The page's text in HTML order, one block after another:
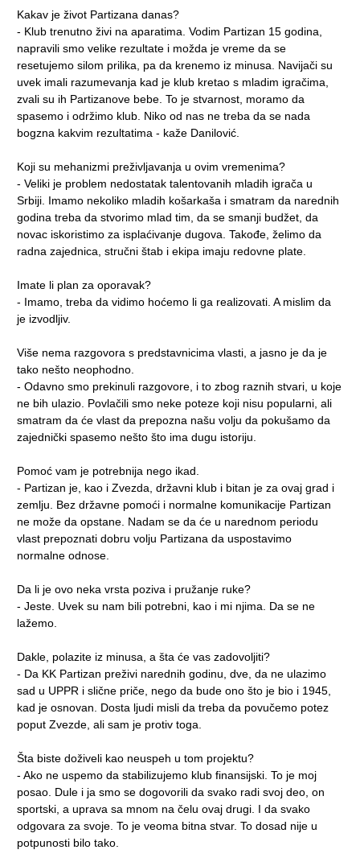
Kakav je život Partizana danas?
- Klub trenutno živi na aparatima. Vodim Partizan 15 godina,
napravili smo velike rezultate i možda je vreme da se
resetujemo silom prilika, pa da krenemo iz minusa. Navijači su
uvek imali razumevanja kad je klub kretao s mladim igračima,
zvali su ih Partizanove bebe. To je stvarnost, moramo da
spasemo i održimo klub. Niko od nas ne treba da se nada
bogzna kakvim rezultatima - kaže Danilović
Koji su mehanizmi preživljavanja u ovim vremenima?
- Veliki je problem nedostatak talentovanih mladih igrača u
Srbiji. Imamo nekoliko mladih košarkaša i smatram da narednih
godina treba da stvorimo mlad tim, da se smanji budžet, da
novac iskoristimo za isplaćivanje dugova. Takođe, želimo da
radna zajednica, stručni štab i ekipa imaju redovne plate.
Imate li plan za oporavak?
- Imamo, treba da vidimo hoćemo li ga realizovati. A mislim da
je izvodljiv.
Više nema razgovora s predstavnicima vlasti, a jasno je da je
tako nešto neophodno.
- Odavno smo prekinuli razgovore, i to zbog raznih stvari, u koje
ne bih ulazio. Povlačili smo neke poteze koji nisu popularni, ali
smatram da će vlast da prepozna našu volju da pokušamo da
zajednički spasemo nešto što ima dugu istoriju.
Pomoć vam je potrebnija nego ikad.
- Partizan je, kao i Zvezda, državni klub i bitan je za ovaj grad i
zemlju. Bez državne pomoći i normalne komunikacije Partizan
ne može da opstane. Nadam se da će u narednom periodu
vlast prepoznati dobru volju Partizana da uspostavimo
normalne odnose.
Da li je ovo neka vrsta poziva i pružanje ruke?
- Jeste. Uvek su nam bili potrebni, kao i mi njima. Da se ne
lažemo.
Dakle, polazite iz minusa, a šta će vas zadovoljiti?
- Da KK Partizan preživi narednih godinu, dve, da ne ulazimo
sad u UPPR i slične priče, nego da bude ono što je bio i 1945,
kad je osnovan. Dosta ljudi misli da treba da povučemo potez
poput Zvezde, ali sam je protiv toga.
Šta biste doživeli kao neuspeh u tom projektu?
- Ako ne uspemo da stabilizujemo klub finansijski. To je moj
posao. Dule i ja smo se dogovorili da svako radi svoj deo, on
sportski, a uprava sa mnom na čelu ovaj drugi. I da svako
odgovara za svoje. To je veoma bitna stvar. To dosad nije u
potpunosti bilo tako.